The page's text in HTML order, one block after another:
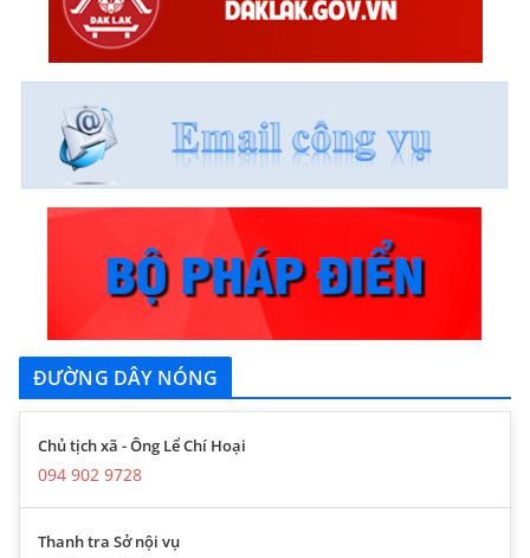
ĐƯỜNG DÂY NÓNG
Chủ tịch xã - Ông Lể Chí Hoại
094 902 9728
Thanh tra Sở nội vụ